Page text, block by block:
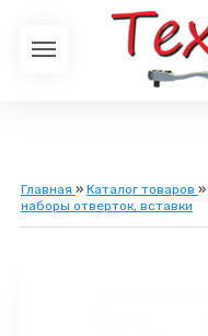
Главная » Каталог товаров »
наборы отверток, вставки